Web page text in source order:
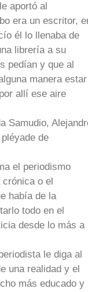
aportó al
era un escritor,
él lo llenaba de
librería a su
pedían y que al
manera estar
allí ese aire
Samudio,
de
el periodismo
crónica o el
había de la
todo en el
desde lo más a
le diga al
una realidad y el
más educado y